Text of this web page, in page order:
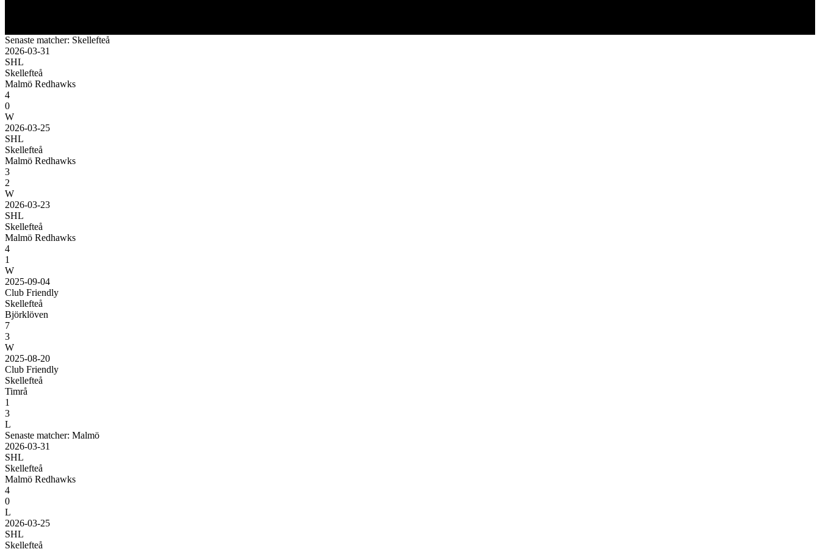
Senaste matcher: Skellefteå
2026-03-31
SHL
Skellefteå
Malmö Redhawks
4
0
W
2026-03-25
SHL
Skellefteå
Malmö Redhawks
3
2
W
2026-03-23
SHL
Skellefteå
Malmö Redhawks
4
1
W
2025-09-04
Club Friendly
Skellefteå
Björklöven
7
3
W
2025-08-20
Club Friendly
Skellefteå
Timrå
1
3
L
Senaste matcher: Malmö
2026-03-31
SHL
Skellefteå
Malmö Redhawks
4
0
L
2026-03-25
SHL
Skellefteå